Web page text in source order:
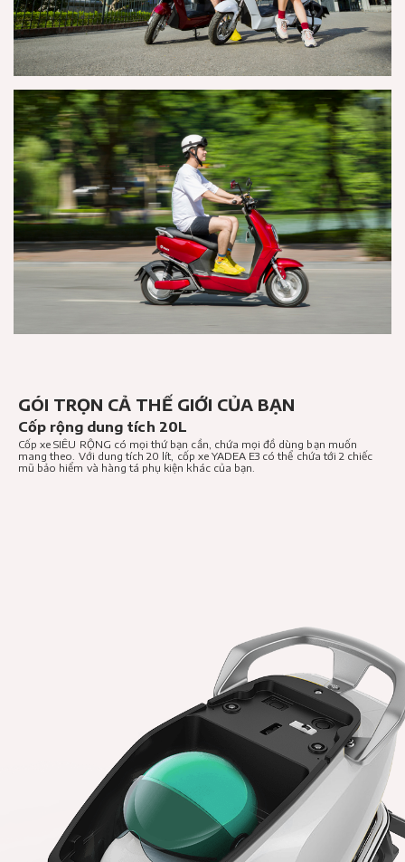
GÓI TRỌN CẢ THẾ GIỚI CỦA BẠN
Cốp rộng dung tích 20L
Cốp xe SIÊU RỘNG có mọi thứ bạn cần, chứa mọi đồ dùng bạn muốn
mang theo. Với dung tích 20 lít, cốp xe YADEA E3 có thể chứa tới 2 chiếc
mũ bảo hiểm và hàng tá phụ kiện khác của bạn.